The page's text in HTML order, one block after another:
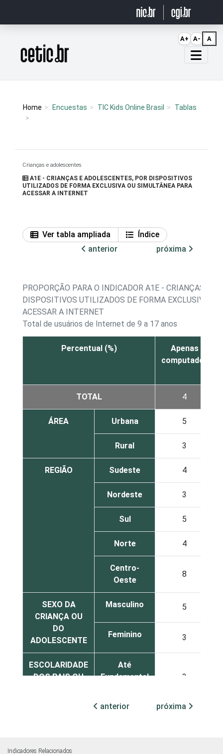
Página inicial
Home Encuestas TIC Kids Online Brasil Tablas
Crianças e adolescentes
A1E - CRIANÇAS E ADOLESCENTES, POR DISPOSITIVOS
UTILIZADOS DE FORMA EXCLUSIVA OU SIMULTÂNEA PARA
ACESSAR A INTERNET
Ver tabla ampliada
Índice
anterior
próxima
PROPORÇÃO PARA O INDICADOR A1E - CRIANÇAS E
DISPOSITIVOS UTILIZADOS DE FORMA EXCLUSIVA
ACESSAR A INTERNET
Total de usuários de Internet de 9 a 17 anos
Percentual (%)
Apenas
computador
TOTAL 4
ÁREA Urbana 5
Rural 3
REGIÃO Sudeste 4
Nordeste 3
Sul 5
Norte 4
Centro-
Oeste
8
SEXO DA
CRIANÇA OU
DO
ADOLESCENTE
Masculino 5
Feminino 3
ESCOLARIDADE
DOS PAIS OU
Até
Fundamental
3
anterior próxima
Indicadores Relacionados
A+ A- A